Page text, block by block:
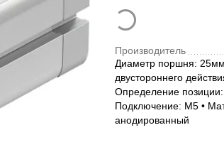
Производитель
Диаметр поршня:
двустороннего
Определение позиции:
Подключение: M5 •
анодированный